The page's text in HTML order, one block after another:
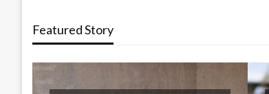
Featured Story